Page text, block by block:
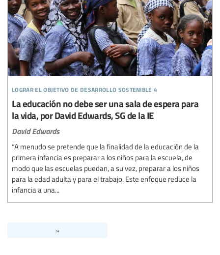
lograr el objetivo de desarrollo sostenible 4
La educación no debe ser una sala de espera para
la vida, por David Edwards, SG de la IE
David Edwards
“A menudo se pretende que la finalidad de la educación de la
primera infancia es preparar a los niños para la escuela, de
modo que las escuelas puedan, a su vez, preparar a los niños
para la edad adulta y para el trabajo. Este enfoque reduce la
infancia a una...
»